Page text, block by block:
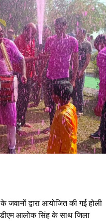
द्वारा आयोजित की गई होली
आलोक सिंह के साथ जिला